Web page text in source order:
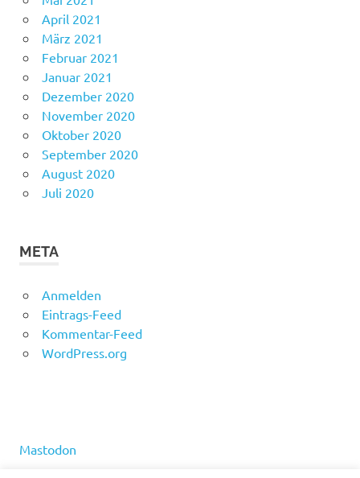
April 2021
März 2021
Februar 2021
Januar 2021
Dezember 2020
November 2020
Oktober 2020
September 2020
August 2020
Juli 2020
META
Anmelden
Eintrags-Feed
Kommentar-Feed
WordPress.org
Mastodon